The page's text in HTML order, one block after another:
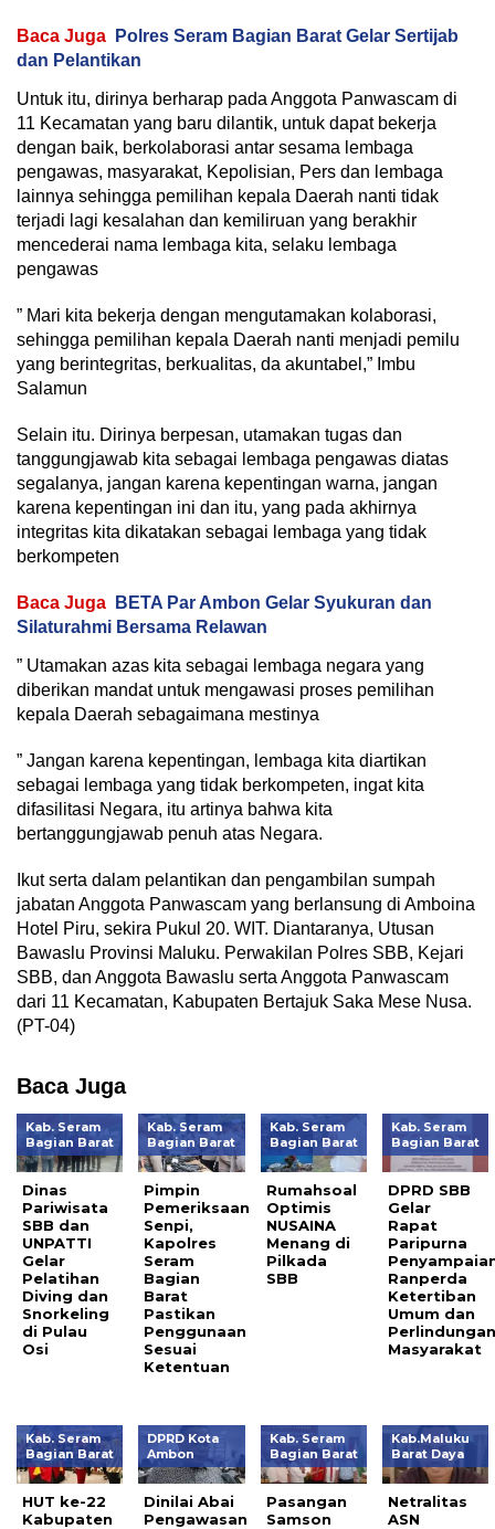
Baca Juga
Polres Seram Bagian Barat Gelar Sertijab
dan Pelantikan
Untuk itu, dirinya berharap pada Anggota Panwascam di
11 Kecamatan yang baru dilantik, untuk dapat bekerja
dengan baik, berkolaborasi antar sesama lembaga
pengawas, masyarakat, Kepolisian, Pers dan lembaga
lainnya sehingga pemilihan kepala Daerah nanti tidak
terjadi lagi kesalahan dan kemiliruan yang berakhir
mencederai nama lembaga kita, selaku lembaga
pengawas
” Mari kita bekerja dengan mengutamakan kolaborasi,
sehingga pemilihan kepala Daerah nanti menjadi pemilu
yang berintegritas, berkualitas, da akuntabel,” Imbu
Salamun
Selain itu. Dirinya berpesan, utamakan tugas dan
tanggungjawab kita sebagai lembaga pengawas diatas
segalanya, jangan karena kepentingan warna, jangan
karena kepentingan ini dan itu, yang pada akhirnya
integritas kita dikatakan sebagai lembaga yang tidak
berkompeten
Baca Juga
BETA Par Ambon Gelar Syukuran dan
Silaturahmi Bersama Relawan
” Utamakan azas kita sebagai lembaga negara yang
diberikan mandat untuk mengawasi proses pemilihan
kepala Daerah sebagaimana mestinya
” Jangan karena kepentingan, lembaga kita diartikan
sebagai lembaga yang tidak berkompeten, ingat kita
difasilitasi Negara, itu artinya bahwa kita
bertanggungjawab penuh atas Negara.
Ikut serta dalam pelantikan dan pengambilan sumpah
jabatan Anggota Panwascam yang berlansung di Amboina
Hotel Piru, sekira Pukul 20. WIT. Diantaranya, Utusan
Bawaslu Provinsi Maluku. Perwakilan Polres SBB, Kejari
SBB, dan Anggota Bawaslu serta Anggota Panwascam
dari 11 Kecamatan, Kabupaten Bertajuk Saka Mese Nusa.
(PT-04)
Baca Juga
Kab. Seram
Bagian Barat
Dinas
Pariwisata
SBB dan
UNPATTI
Gelar
Pelatihan
Diving dan
Snorkeling
di Pulau
Osi
Kab. Seram
Bagian Barat
Pimpin
Pemeriksaan
Senpi,
Kapolres
Seram
Bagian
Barat
Pastikan
Penggunaan
Sesuai
Ketentuan
Kab. Seram
Bagian Barat
Rumahsoal
Optimis
NUSAINA
Menang di
Pilkada
SBB
Kab. Seram
Bagian Barat
DPRD SBB
Gelar
Rapat
Paripurna
Ranperda
Ketertiban
Umum dan
Masyarakat
Kab. Seram
Bagian Barat
HUT ke-22
Kabupaten
DPRD Kota
Ambon
Dinilai Abai
Pengawasan
Kab. Seram
Bagian Barat
Pasangan
Samson
Kab.Maluku
Barat Daya
Netralitas
ASN